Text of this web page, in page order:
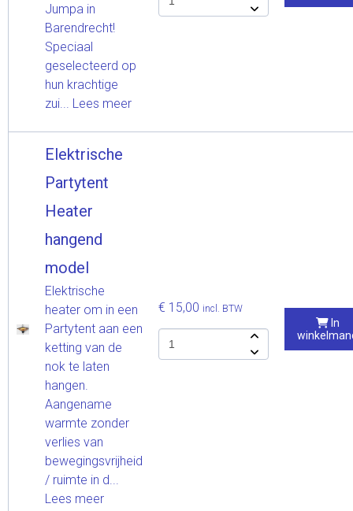
Jumpa in
Barendrecht!
Speciaal
geselecteerd op
hun krachtige
zui... Lees meer
Elektrische
Partytent
Heater
hangend
model
Elektrische
heater om in een
Partytent aan een
ketting van de
nok te laten
hangen.
Aangename
warmte zonder
verlies van
bewegingsvrijheid
/ ruimte in d...
Lees meer
€ 15,00 incl. BTW
In